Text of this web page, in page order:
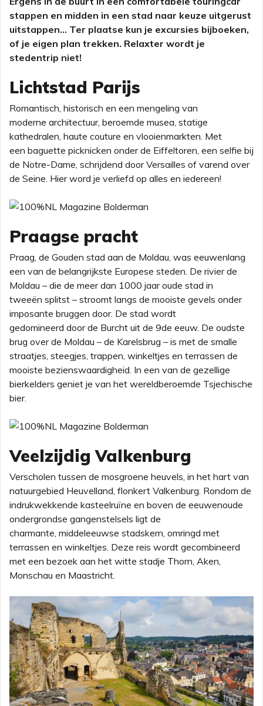
stappen en midden in een stad naar keuze uitgerust
uitstappen… Ter plaatse kun je excursies bijboeken,
of je eigen plan trekken. Relaxter wordt je
stedentrip niet!
Lichtstad Parijs
Romantisch, historisch en een mengeling van
moderne architectuur, beroemde musea, statige
kathedralen, haute couture en vlooienmarkten. Met
een baguette picknicken onder de Eiffeltoren, een selfie bij
de Notre-Dame, schrijdend door Versailles of varend over
de Seine. Hier word je verliefd op alles en iedereen!
Praagse pracht
Praag, de Gouden stad aan de Moldau, was eeuwenlang
een van de belangrijkste Europese steden. De rivier de
Moldau – die de meer dan 1000 jaar oude stad in
tweeën splitst – stroomt langs de mooiste gevels onder
imposante bruggen door. De stad wordt
gedomineerd door de Burcht uit de 9de eeuw. De oudste
brug over de Moldau – de Karelsbrug – is met de smalle
straatjes, steegjes, trappen, winkeltjes en terrassen de
mooiste bezienswaardigheid. In een van de gezellige
bierkelders geniet je van het wereldberoemde Tsjechische
bier.
Veelzijdig Valkenburg
Verscholen tussen de mosgroene heuvels, in het hart van
natuurgebied Heuvelland, flonkert Valkenburg. Rondom de
indrukwekkende kasteelruïne en boven de eeuwenoude
ondergrondse gangenstelsels ligt de
charmante, middeleeuwse stadskern, omringd met
terrassen en winkeltjes. Deze reis wordt gecombineerd
met een bezoek aan het witte stadje Thorn, Aken,
Monschau en Maastricht.